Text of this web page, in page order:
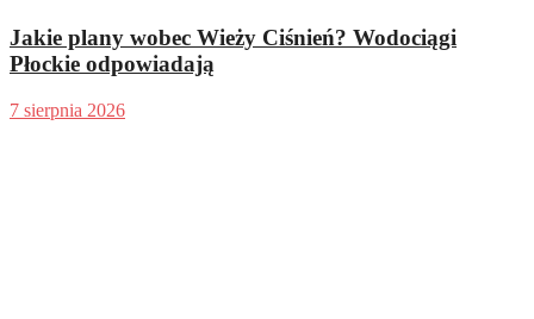
Jakie plany wobec Wieży Ciśnień? Wodociągi
Płockie odpowiadają
7 sierpnia 2026